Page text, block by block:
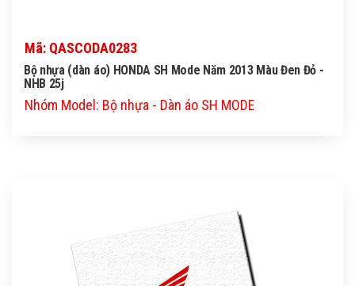
Mã: QASCODA0283
Bộ nhựa (dàn áo) HONDA SH Mode Năm 2013 Màu Đen Đỏ -
NHB 25j
Nhóm Model: Bộ nhựa - Dàn áo SH MODE